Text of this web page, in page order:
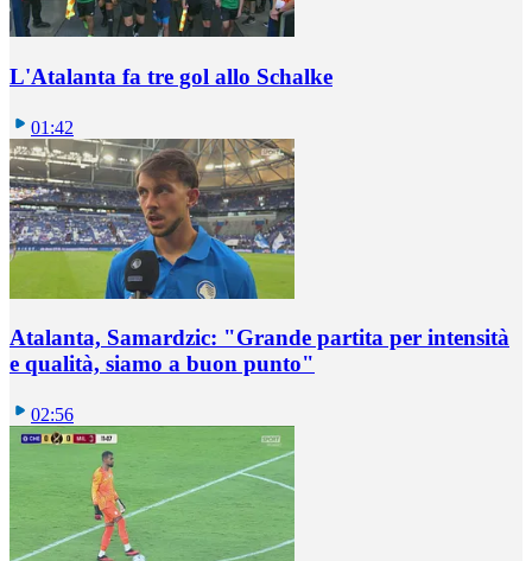
L'Atalanta fa tre gol allo Schalke
01:42
Atalanta, Samardzic: "Grande partita per intensità
e qualità, siamo a buon punto"
02:56